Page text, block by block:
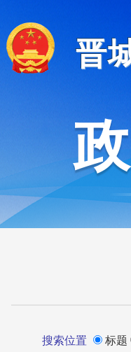
晋
搜索位置 标题